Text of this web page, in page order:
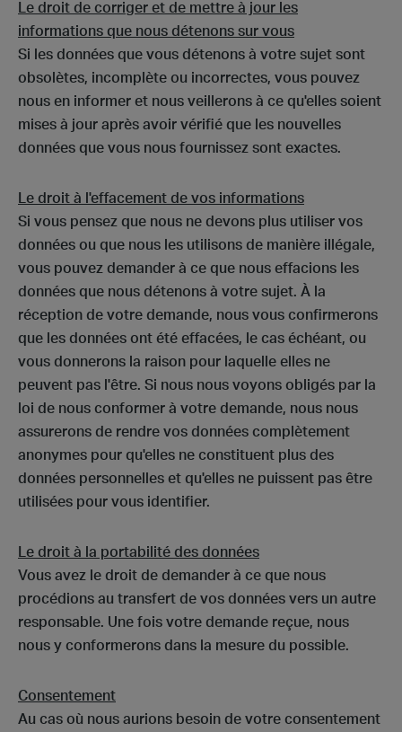
Le droit de corriger et de mettre à jour les
informations que nous détenons sur vous
Si les données que vous détenons à votre sujet sont
obsolètes, incomplète ou incorrectes, vous pouvez
nous en informer et nous veillerons à ce qu'elles soient
mises à jour après avoir vérifié que les nouvelles
données que vous nous fournissez sont exactes.
Le droit à l'effacement de vos informations
Si vous pensez que nous ne devons plus utiliser vos
données ou que nous les utilisons de manière illégale,
vous pouvez demander à ce que nous effacions les
données que nous détenons à votre sujet. À la
réception de votre demande, nous vous confirmerons
que les données ont été effacées, le cas échéant, ou
vous donnerons la raison pour laquelle elles ne
peuvent pas l'être. Si nous nous voyons obligés par la
loi de nous conformer à votre demande, nous nous
assurerons de rendre vos données complètement
anonymes pour qu'elles ne constituent plus des
données personnelles et qu'elles ne puissent pas être
utilisées pour vous identifier.
Le droit à la portabilité des données
Vous avez le droit de demander à ce que nous
procédions au transfert de vos données vers un autre
responsable. Une fois votre demande reçue, nous
nous y conformerons dans la mesure du possible.
Consentement
Au cas où nous aurions besoin de votre consentement